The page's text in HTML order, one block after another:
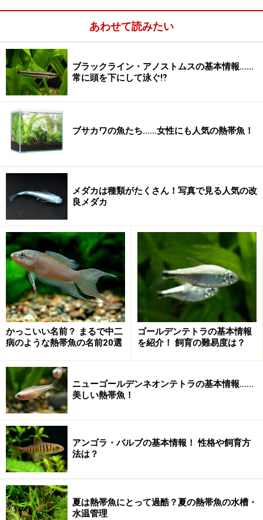
は、ペアが落ち着ける環境を用意し、じっくり丁寧に育
だけ取り出して人工孵化させるのも一つの方法です。
※記事内容は執筆時点のものです。最新の内容をご確認くださ
い。
※ペットは、種類や体格（体重、サイズ、成長）などにより個体
差があります。記事内容は全ての個体へ一様に当てはまるわけで
はありません。
【編集部おすすめの購入サイト】
Amazonで熱帯魚用のペットグッズをチェック！
楽天市場でペット用品をチェック！
あわせて読みたい
ブラックライン・アノストムスの基本情報……
常に頭を下にして泳ぐ⁉
ブサカワの魚たち……女性にも人気の熱帯魚！
メダカは種類がたくさん！写真で見る人気の改
良メダカ
かっこいい名前？ まるで中二
病のような熱帯魚の名前20選
ゴールデンテトラの基本情報
を紹介！ 飼育の難易度は？
ニューゴールデンネオンテトラの基本情報……
美しい熱帯魚！
アンゴラ・バルブの基本情報！ 性格や飼育方
法は？
夏は熱帯魚にとって過酷？夏の熱帯魚の水槽・
水温管理